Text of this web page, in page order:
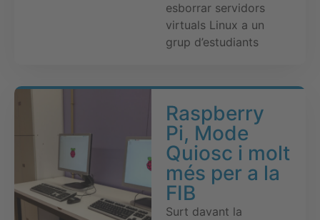
esborrar servidors
virtuals Linux a un
grup d’estudiants
Raspberry
Pi, Mode
Quiosc i molt
més per a la
FIB
Surt davant la